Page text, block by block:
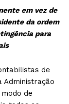
em vez de
da ordem
para
de
Administração
de